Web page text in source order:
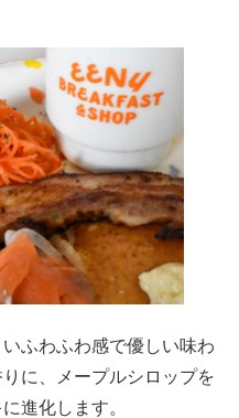
ふわふわ感で優しい味わ
に、メープルシロップを
進化します。